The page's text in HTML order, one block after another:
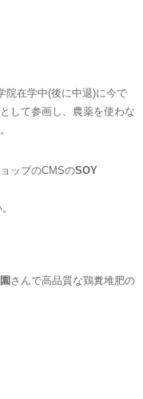
院在学中(後に中退)に今で
して参画し、農薬を使わな
ップのCMSのSOY
さんで高品質な鶏糞堆肥の